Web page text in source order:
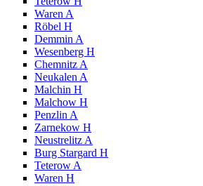
Waren A
Röbel H
Demmin A
Wesenberg H
Chemnitz A
Neukalen A
Malchin H
Malchow H
Penzlin A
Zarnekow H
Neustrelitz A
Burg Stargard H
Teterow A
Waren H